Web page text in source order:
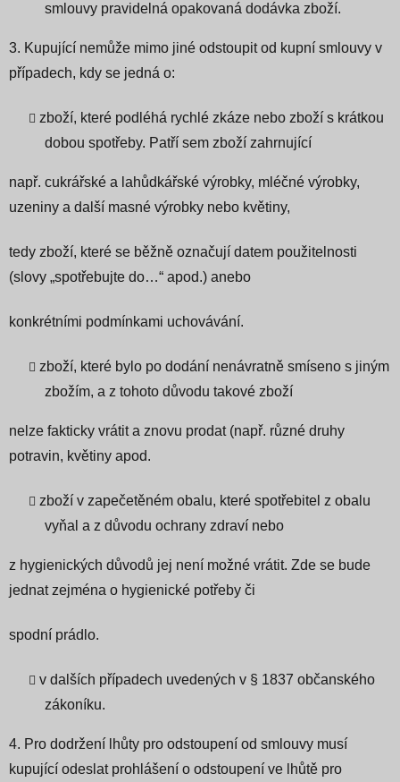
smlouvy pravidelná opakovaná dodávka zboží.
3. Kupující nemůže mimo jiné odstoupit od kupní smlouvy v
případech, kdy se jedná o:
zboží, které podléhá rychlé zkáze nebo zboží s krátkou
dobou spotřeby. Patří sem zboží zahrnující
např. cukrářské a lahůdkářské výrobky, mléčné výrobky,
uzeniny a další masné výrobky nebo květiny,
tedy zboží, které se běžně označují datem použitelnosti
(slovy „spotřebujte do…“ apod.) anebo
konkrétními podmínkami uchovávání.
zboží, které bylo po dodání nenávratně smíseno s jiným
zbožím, a z tohoto důvodu takové zboží
nelze fakticky vrátit a znovu prodat (např. různé druhy
potravin, květiny apod.
zboží v zapečetěném obalu, které spotřebitel z obalu
vyňal a z důvodu ochrany zdraví nebo
z hygienických důvodů jej není možné vrátit. Zde se bude
jednat zejména o hygienické potřeby či
spodní prádlo.
v dalších případech uvedených v § 1837 občanského
zákoníku.
4. Pro dodržení lhůty pro odstoupení od smlouvy musí
kupující odeslat prohlášení o odstoupení ve lhůtě pro